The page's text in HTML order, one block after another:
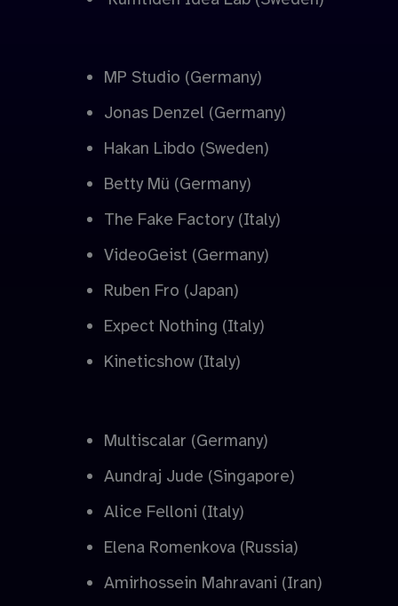
MP Studio (Germany)
Jonas Denzel (Germany)
Hakan Libdo (Sweden)
Betty Mü (Germany)
The Fake Factory (Italy)
VideoGeist (Germany)
Ruben Fro (Japan)
Expect Nothing (Italy)
Kineticshow (Italy)
Multiscalar (Germany)
Aundraj Jude (Singapore)
Alice Felloni (Italy)
Elena Romenkova (Russia)
Amirhossein Mahravani (Iran)